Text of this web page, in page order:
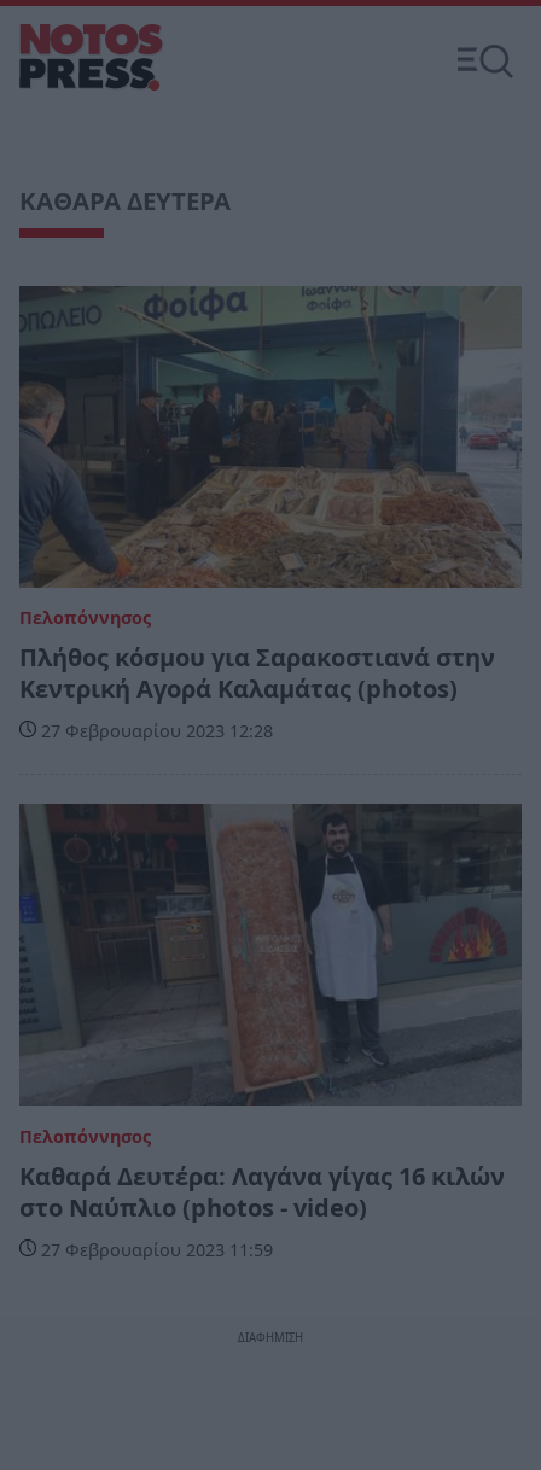
ΚΑΘΑΡΑ ΔΕΥΤΕΡΑ
Πελοπόννησος
Πλήθος κόσμου για Σαρακοστιανά στην
Κεντρική Αγορά Καλαμάτας (photos)
27 Φεβρουαρίου 2023 12:28
Πελοπόννησος
Καθαρά Δευτέρα: Λαγάνα γίγας 16 κιλών
στο Ναύπλιο (photos - video)
27 Φεβρουαρίου 2023 11:59